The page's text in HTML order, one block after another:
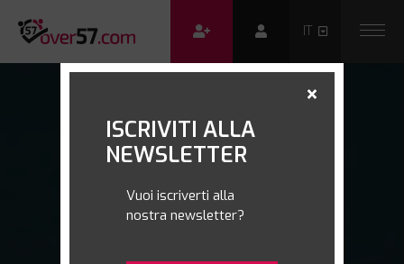
ISCRIVITI ALLA
NEWSLETTER
Vuoi iscriverti alla
nostra newsletter?